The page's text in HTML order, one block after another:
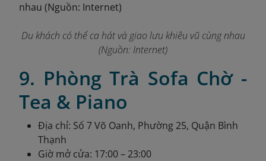
Du khách có thể ca hát và giao lưu khiêu vũ cùng nhau
(Nguồn: Internet)
9. Phòng Trà Sofa Chờ -
Tea & Piano
Địa chỉ: Số 7 Võ Oanh, Phường 25, Quận Bình
Thạnh
Giờ mở cửa: 17:00 – 23:00